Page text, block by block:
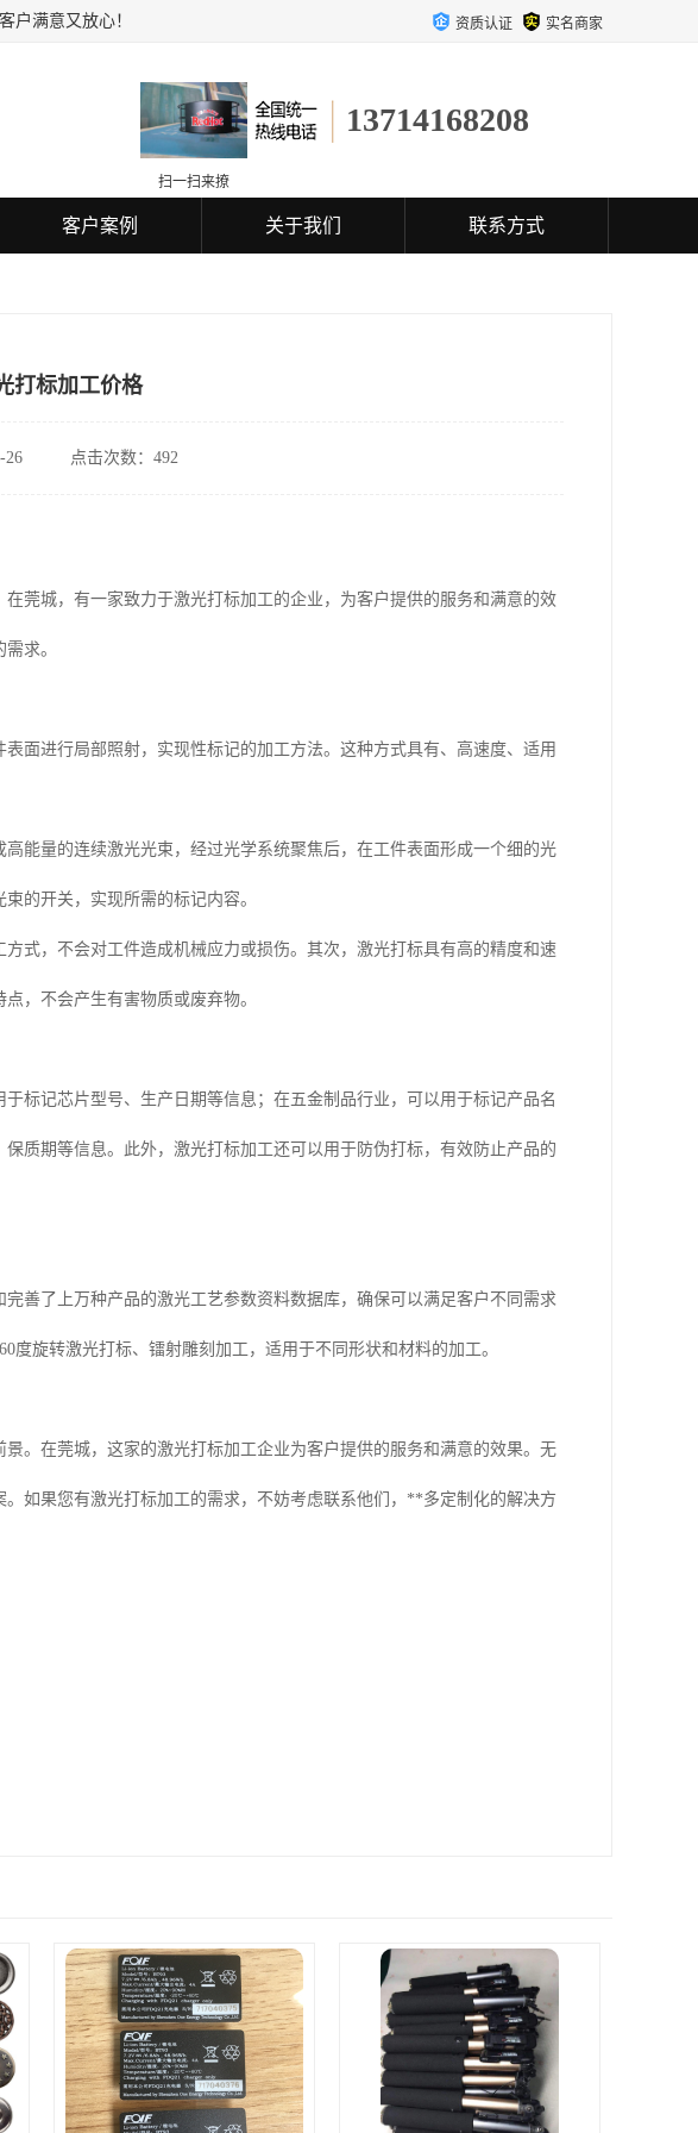
户满意又放心！ 资质认证 实名商家
13714168208
扫一扫来撩
客户案例 关于我们 联系方式
打标加工价格
26 点击次数：492
莞城，有一家致力于激光打标加工的企业，为客户提供的服务和满意的效
求。
面进行局部照射，实现性标记的加工方法。这种方式具有、高速度、适用
能量的连续激光光束，经过光学系统聚焦后，在工件表面形成一个细的光
的开关，实现所需的标记内容。
式，不会对工件造成机械应力或损伤。其次，激光打标具有高的精度和速
，不会产生有害物质或废弃物。
标记芯片型号、生产日期等信息；在五金制品行业，可以用于标记产品名
质期等信息。此外，激光打标加工还可以用于防伪打标，有效防止产品的
善了上万种产品的激光工艺参数资料数据库，确保可以满足客户不同需求
旋转激光打标、镭射雕刻加工，适用于不同形状和材料的加工。
。在莞城，这家的激光打标加工企业为客户提供的服务和满意的效果。无
如果您有激光打标加工的需求，不妨考虑联系他们，**多定制化的解决方